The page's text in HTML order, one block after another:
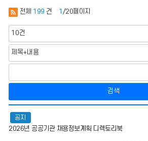
전체 199 건 1 /20페이지
검색
취
업
정
공지
2026년 공공기관 채용정보계획 디렉토리북